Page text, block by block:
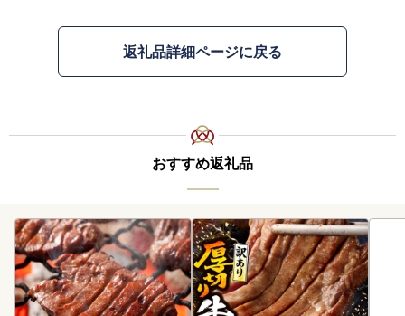
返礼品詳細ページに戻る
おすすめ返礼品